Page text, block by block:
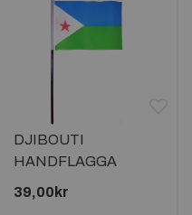
DJIBOUTI
HANDFLAGGA
15X10CM
39,00kr